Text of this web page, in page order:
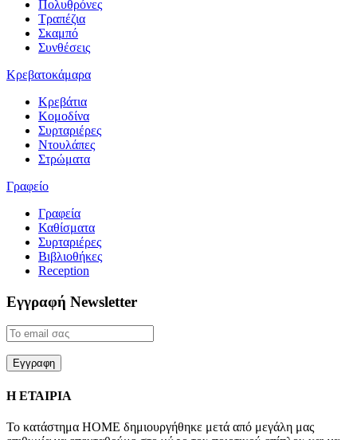
Πολυθρόνες
Τραπέζια
Σκαμπό
Συνθέσεις
Κρεβατοκάμαρα
Κρεβάτια
Κομοδίνα
Συρταριέρες
Ντουλάπες
Στρώματα
Γραφείο
Γραφεία
Καθίσματα
Συρταριέρες
Βιβλιοθήκες
Reception
Εγγραφή Newsletter
Εγγραφη
Η ΕΤΑΙΡΙΑ
Το κατάστημα ΗΟΜΕ δημιουργήθηκε μετά από μεγάλη μας